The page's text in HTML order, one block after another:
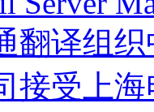
翻译组
接受上